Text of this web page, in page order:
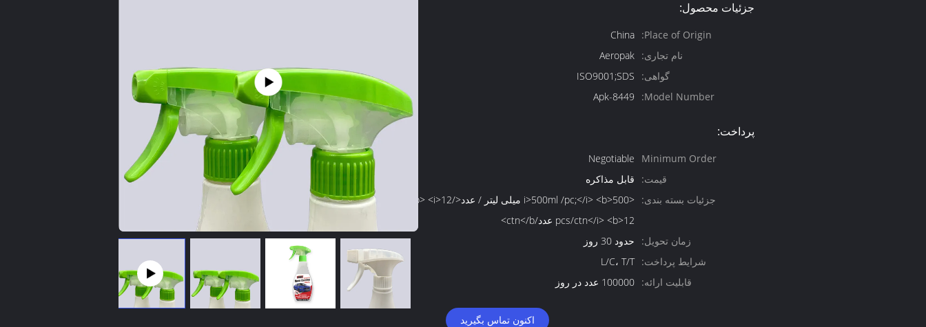
جزئیات محصول:
Place of Origin:
China
نام تجاری: Aeropak
گواهی:
ISO9001;SDS
Model Number:
Apk-8449
پرداخت:
Minimum Order
Quantity:
Negotiable
قیمت:
قابل مذاکره
جزئیات بسته بندی:
<i>500ml /pc;</i> <b>500 میلی لیتر / عدد</b> <i>12
pcs/ctn</i> <b>12 عدد/ctn</b>
زمان تحویل:
حدود 30 روز
شرایط پرداخت: L/C، T/T
قابلیت ارائه: 100000 عدد در روز
اکنون تماس بگیرید